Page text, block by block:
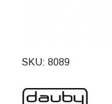
SKU 8089